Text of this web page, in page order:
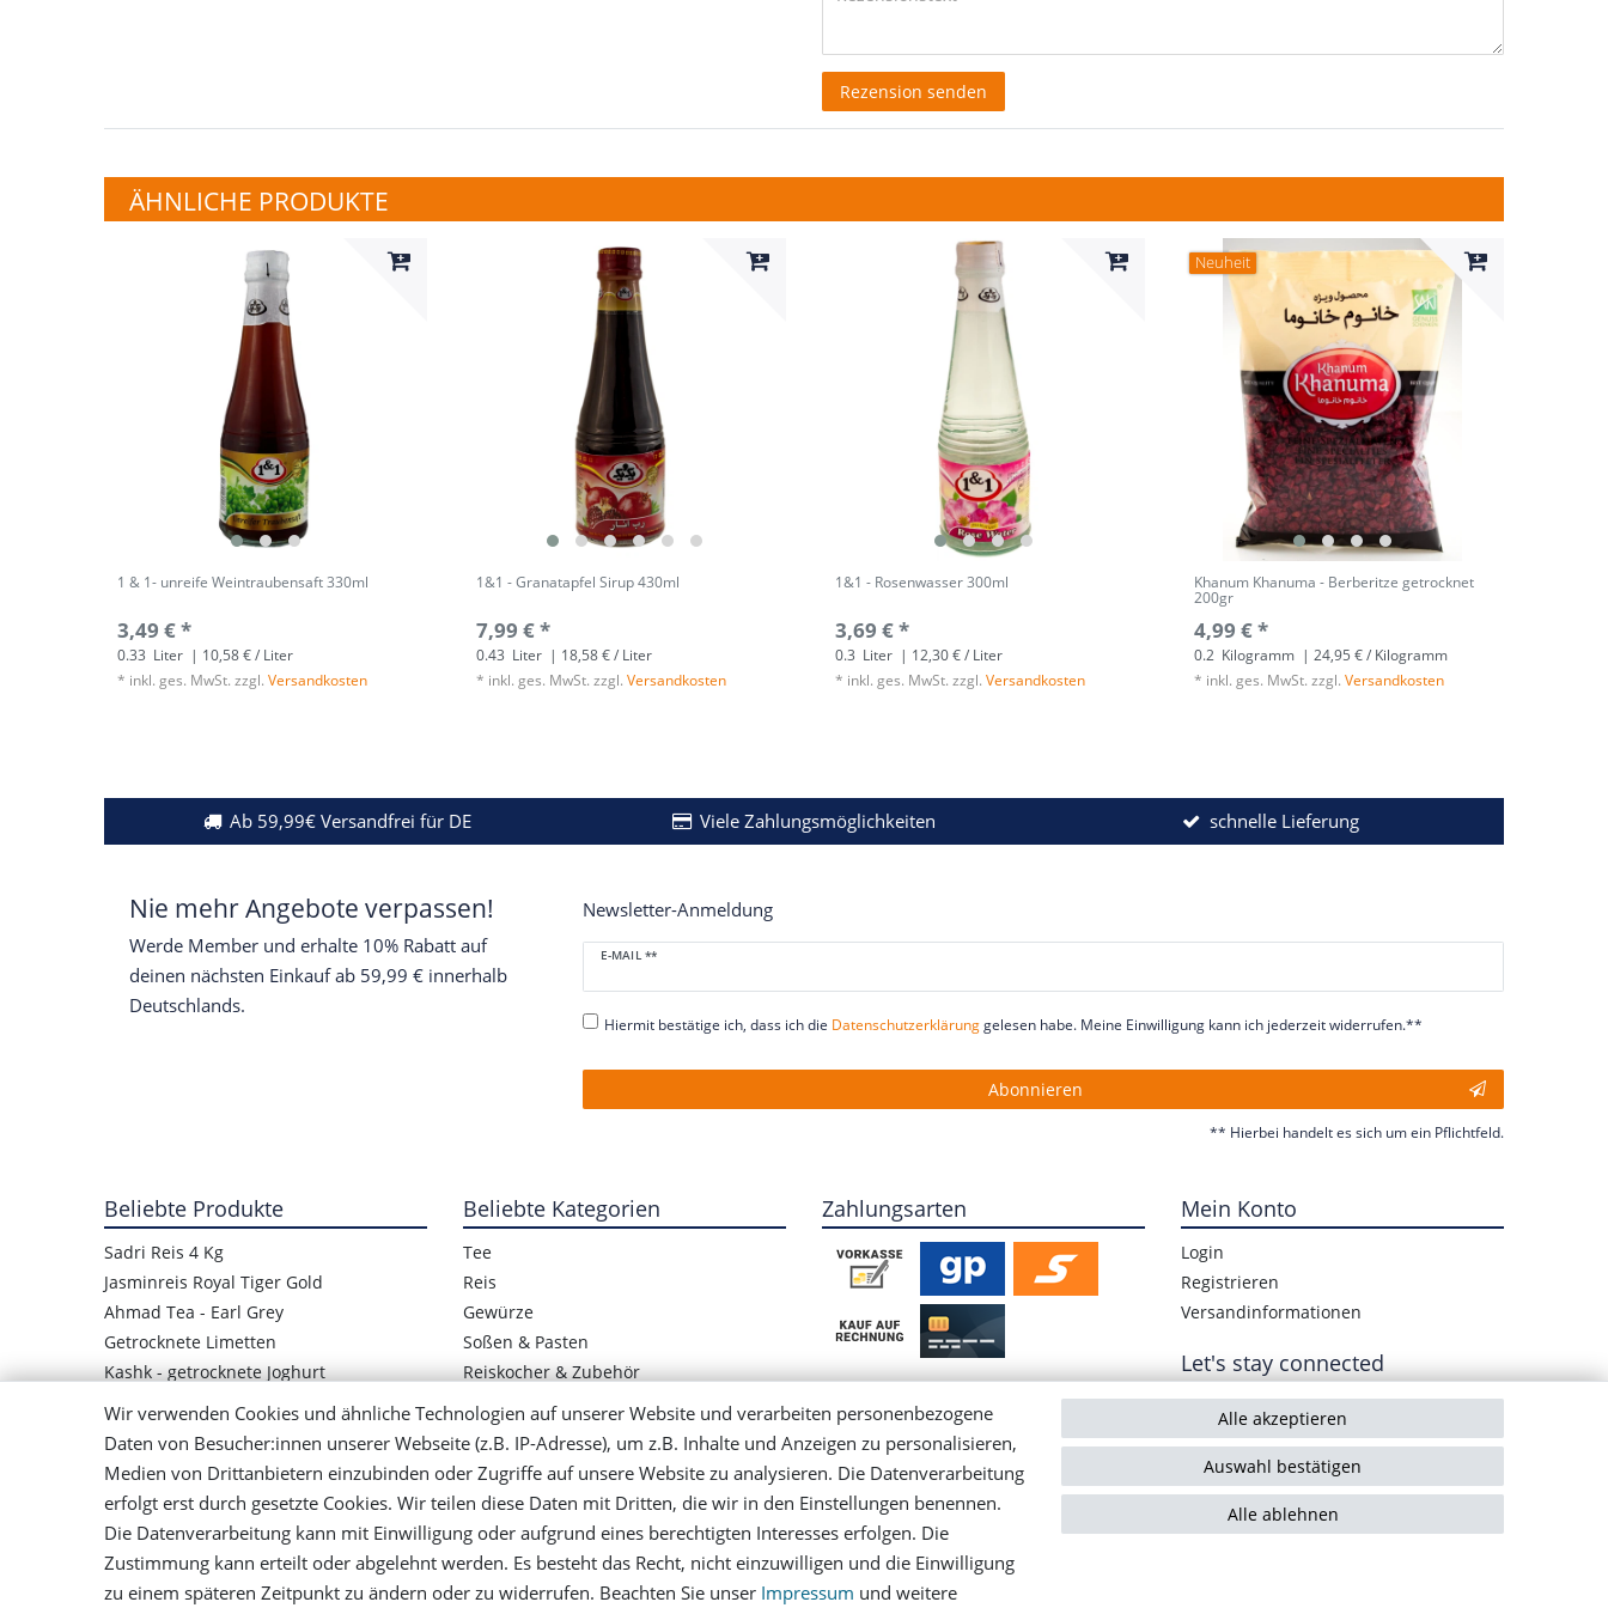
Rezensionstext
Rezension senden
ÄHNLICHE PRODUKTE
1 & 1- unreife Weintraubensaft 330ml
3,49 € *
0.33 Liter | 10,58 € / Liter
* inkl. ges. MwSt. zzgl.Versandkosten
1&1 - Granatapfel Sirup 430ml
7,99 € *
0.43 Liter | 18,58 € / Liter
* inkl. ges. MwSt. zzgl.Versandkosten
1&1 - Rosenwasser 300ml
3,69 € *
0.3 Liter | 12,30 € / Liter
* inkl. ges. MwSt. zzgl.Versandkosten
Neuheit
Khanum Khanuma - Berberitze getrocknet
200gr
4,99 € *
0.2 Kilogramm | 24,95 € / Kilogramm
* inkl. ges. MwSt. zzgl.Versandkosten
Ab 59,99€ Versandfrei für DE Viele Zahlungsmöglichkeiten schnelle Lieferung
Nie mehr Angebote verpassen!
Werde Member und erhalte 10% Rabatt auf
deinen nächsten Einkauf ab 59,99 € innerhalb
Deutschlands.
Newsletter-Anmeldung
E-MAIL **
Newsletter
Honig
Hiermit bestätige ich, dass ich die Daten­schutz­erklärunggelesen habe. Meine Einwilligung kann ich jederzeit widerrufen.**
Abonnieren
** Hierbei handelt es sich um ein Pflichtfeld.
Beliebte Produkte
Sadri Reis 4 Kg
Jasminreis Royal Tiger Gold
Ahmad Tea - Earl Grey
Getrocknete Limetten
Kashk - getrocknete Joghurt
Kashk-Quark
Obst Paste Lavashak
Panjshir - Basmati Reis
Reiskocher für Reiskruste
Beliebte Kategorien
Tee
Reis
Gewürze
Soßen & Pasten
Reiskocher & Zubehör
Getrocknete Hülsenfrüchte
Rezepte / Blog
Zahlungsarten Mein Konto
Login
Registrieren
Versandinformationen
Let's stay connected
Impressum Daten­schutz­erklärung AGB Barrierefreiheitserklärung Widerrufs­recht
Wir verwenden Cookies und ähnliche Technologien auf unserer Website und verarbeiten personenbezogene
Daten von Besucher:innen unserer Webseite (z.B. IP-Adresse), um z.B. Inhalte und Anzeigen zu personalisieren,
Medien von Drittanbietern einzubinden oder Zugriffe auf unsere Website zu analysieren. Die Datenverarbeitung
erfolgt erst durch gesetzte Cookies. Wir teilen diese Daten mit Dritten, die wir in den Einstellungen benennen.
Die Datenverarbeitung kann mit Einwilligung oder aufgrund eines berechtigten Interesses erfolgen. Die
Zustimmung kann erteilt oder abgelehnt werden. Es besteht das Recht, nicht einzuwilligen und die Einwilligung
zu einem späteren Zeitpunkt zu ändern oder zu widerrufen. Beachten Sie unser Impressum und weitere
Alle akzeptieren
Auswahl bestätigen
Alle ablehnen